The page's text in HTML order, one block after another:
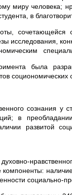
миру человека;
в
сочетающейся
исследования,
была
социономических
сознания у
в
развитой
духовно-
социально-